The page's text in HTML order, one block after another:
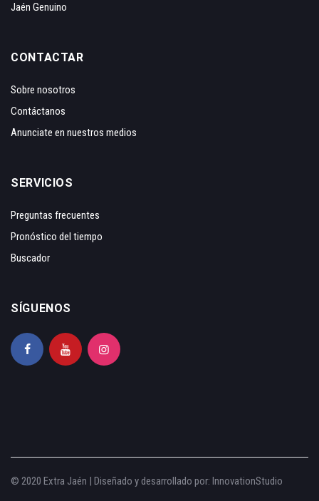
Jaén Genuino
CONTACTAR
Sobre nosotros
Contáctanos
Anunciate en nuestros medios
SERVICIOS
Preguntas frecuentes
Pronóstico del tiempo
Buscador
SÍGUENOS
© 2020 Extra Jaén | Diseñado y desarrollado por: InnovationStudio